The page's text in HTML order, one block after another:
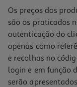
Os preços dos
são os praticados
autenticação do
apenas como
e recolhas no
login e em função
serão